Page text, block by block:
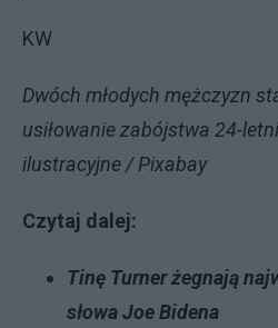
KW
Dwóch młodych mężczyzn
usiłowanie zabójstwa 24-
ilustracyjne / Pixabay
Czytaj dalej:
Tinę Turner żegnają
słowa Joe Bidena